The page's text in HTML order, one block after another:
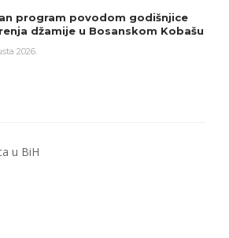
program povodom godišnjice
džamije u Bosanskom Kobašu
2026.
u BiH